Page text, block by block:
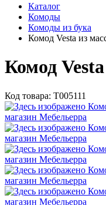
Каталог
Комоды
Комоды из бука
Комод Vesta из
Комод
Код товара: Т005111